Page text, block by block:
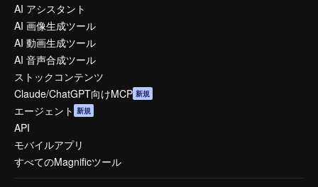
AI アシスタント
AI 画像生成ツール
AI 動画生成ツール
AI 音声合成ツール
ストックコンテンツ
Claude/ChatGPT向けMCP 新規
エージェント 新規
API
モバイルアプリ
すべてのMagnificツール